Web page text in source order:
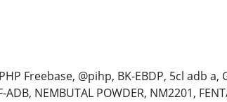
Freebase, @pihp, BK-EBDP, 5cl adb a,
ADB, NEMBUTAL POWDER, NM2201,